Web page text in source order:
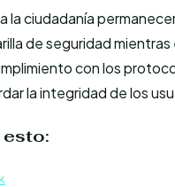
la ciudadanía
de seguridad
con los
la integridad de los
esto: